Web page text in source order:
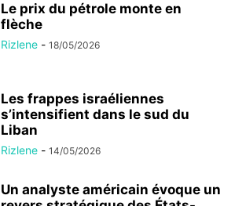
Le prix du pétrole monte en
flèche
Rizlene - 18/05/2026
Les frappes israéliennes
s’intensifient dans le sud du
Liban
Rizlene - 14/05/2026
Un analyste américain évoque un